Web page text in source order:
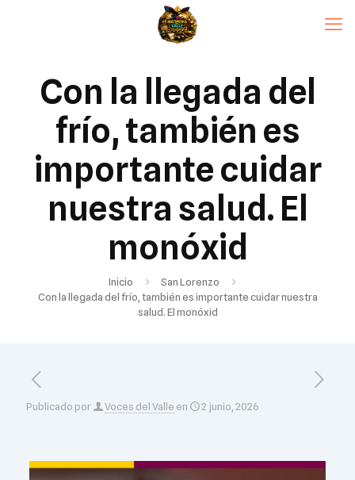
Con la llegada del
frío, también es
importante cuidar
nuestra salud. El
monóxid
Inicio
San Lorenzo
Con la llegada del frío, también es importante cuidar nuestra
salud. El monóxid
Publicado por Voces del Valle en 2 junio, 2026